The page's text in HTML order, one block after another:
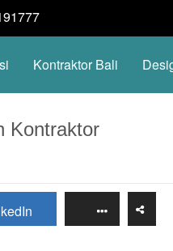
Kontraktor Bali
Kontraktor